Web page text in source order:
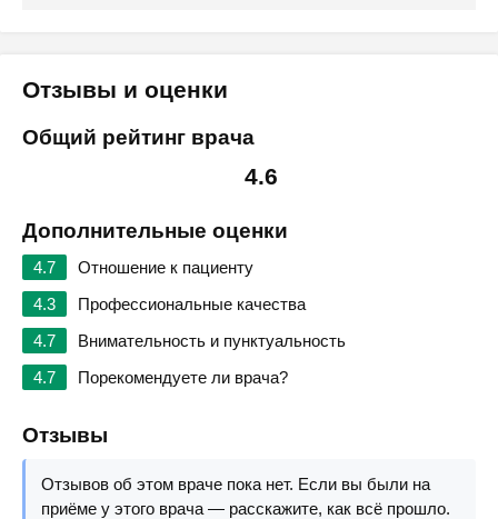
Отзывы и оценки
Общий рейтинг врача
4.6
Дополнительные оценки
4.7
Отношение к пациенту
4.3
Профессиональные качества
4.7
Внимательность и пунктуальность
4.7
Порекомендуете ли врача?
Отзывы
Отзывов об этом враче пока нет. Если вы были на
приёме у этого врача — расскажите, как всё прошло.